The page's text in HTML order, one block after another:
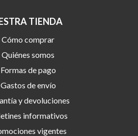
TIENDA
Cómo comprar
Quiénes somos
Formas de pago
Gastos de envío
y devoluciones
informativos
vigentes